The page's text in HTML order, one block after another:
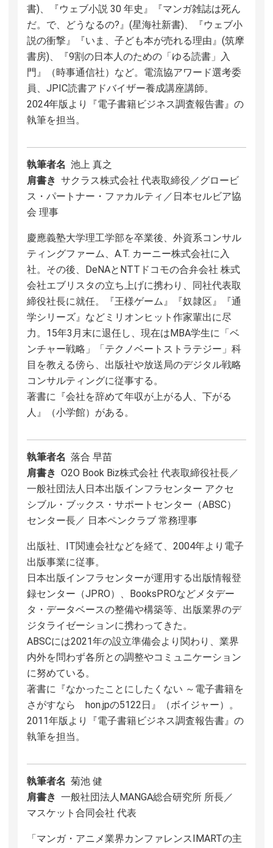
書)、『ウェブ小説 30 年史』『マンガ雑誌は死ん
だ。で、どうなるの?』(星海社新書)、『ウェブ小
説の衝撃』『いま、子ども本が売れる理由』(筑摩
書房)、『9割の日本人のための「ゆる読書」入
門』（時事通信社）など。電流協アワード選考委
員、JPIC読書アドバイザー養成講座講師。
2024年版より『電子書籍ビジネス調査報告書』の
執筆を担当。
執筆者名 池上 真之
肩書き サクラス株式会社 代表取締役／グロービ
ス・パートナー・ファカルティ／日本セルビア協
会 理事
慶應義塾大学理工学部を卒業後、外資系コンサル
ティングファーム、A.T. カーニー株式会社に入
社。その後、DeNAとNTTドコモの合弁会社 株式
会社エブリスタの立ち上げに携わり、同社代表取
締役社長に就任。『王様ゲーム』『奴隷区』『通
学シリーズ』などミリオンヒット作家輩出に尽
力。15年3月末に退任し、現在はMBA学生に「ベ
ンチャー戦略」「テクノベートストラテジー」科
目を教える傍ら、出版社や放送局のデジタル戦略
コンサルティングに従事する。
著書に『会社を辞めて年収が上がる人、下がる
人』（小学館）がある。
執筆者名 落合 早苗
肩書き O2O Book Biz株式会社 代表取締役社長／
一般社団法人日本出版インフラセンター アクセ
シブル・ブックス・サポートセンター（ABSC）
センター長／ 日本ペンクラブ 常務理事
出版社、IT関連会社などを経て、2004年より電子
出版事業に従事。
日本出版インフラセンターが運用する出版情報登
録センター（JPRO）、BooksPROなどメタデー
タ・データベースの整備や構築等、出版業界のデ
ジタライゼーションに携わってきた。
ABSCには2021年の設立準備会より関わり、業界
内外を問わず各所との調整やコミュニケーション
に努めている。
著書に『なかったことにしたくない ～電子書籍を
さがすなら hon.jpの5122日』（ボイジャー）。
2011年版より『電子書籍ビジネス調査報告書』の
執筆を担当。
執筆者名 菊池 健
肩書き 一般社団法人MANGA総合研究所 所長／
マスケット合同会社 代表
「マンガ・アニメ業界カンファレンスIMARTの主